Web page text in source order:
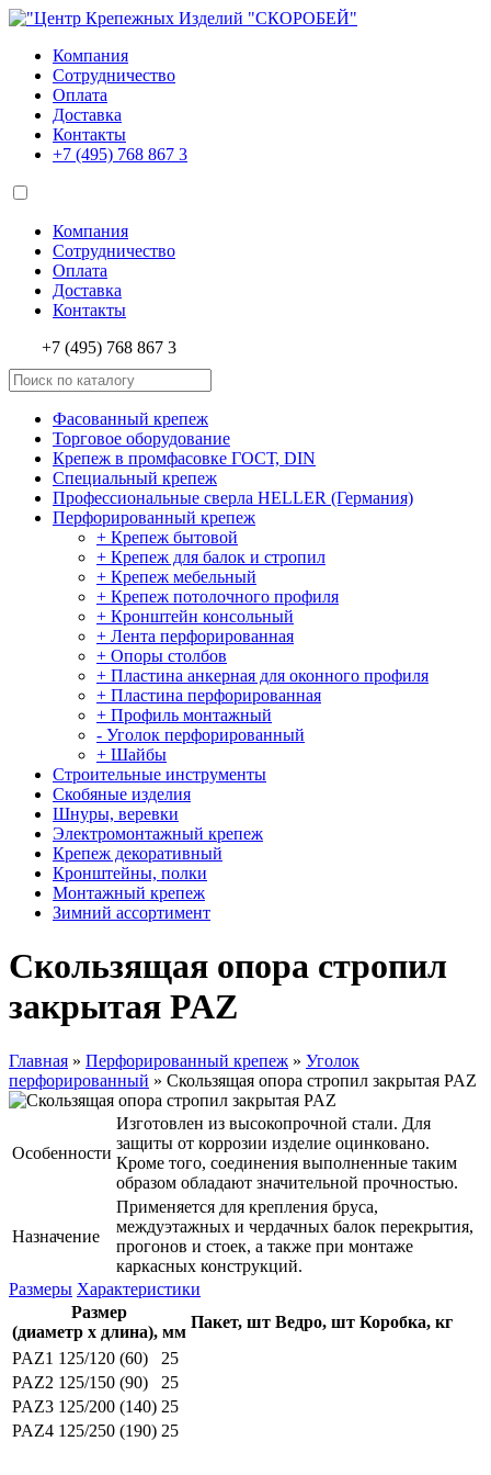
Компания
Сотрудничество
Оплата
Доставка
Контакты
+7 (495) 768 867 3
Компания
Сотрудничество
Оплата
Доставка
Контакты
+7 (495) 768 867 3
Фасованный крепеж
Торговое оборудование
Крепеж в промфасовке ГОСТ, DIN
Специальный крепеж
Профессиональные сверла HELLER (Германия)
Перфорированный крепеж
+ Крепеж бытовой
+ Крепеж для балок и стропил
+ Крепеж мебельный
+ Крепеж потолочного профиля
+ Кронштейн консольный
+ Лента перфорированная
+ Опоры столбов
+ Пластина анкерная для оконного профиля
+ Пластина перфорированная
+ Профиль монтажный
- Уголок перфорированный
+ Шайбы
Строительные инструменты
Скобяные изделия
Шнуры, веревки
Электромонтажный крепеж
Крепеж декоративный
Кронштейны, полки
Монтажный крепеж
Зимний ассортимент
Скользящая опора стропил
закрытая PAZ
Главная » Перфорированный крепеж » Уголок
перфорированный » Скользящая опора стропил закрытая PAZ
Особенности
Изготовлен из высокопрочной стали. Для
защиты от коррозии изделие оцинковано.
Кроме того, соединения выполненные таким
образом обладают значительной прочностью.
Назначение
Применяется для крепления бруса,
междуэтажных и чердачных балок перекрытия,
прогонов и стоек, а также при монтаже
каркасных конструкций.
Размеры Характеристики
Размер
(диаметр x длина), мм
Пакет, шт Ведро, шт Коробка, кг
PAZ1 125/120 (60)
25
PAZ2 125/150 (90)
25
PAZ3 125/200 (140) 25
PAZ4 125/250 (190) 25